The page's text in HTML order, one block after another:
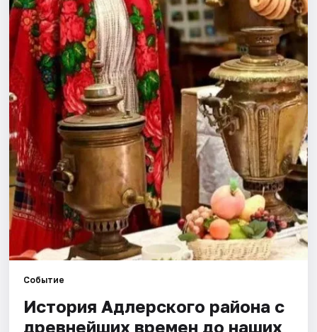
Города
Площадки
Артисты
Рейтинги
Событие
История Адлерского района с
древнейших времен до наших